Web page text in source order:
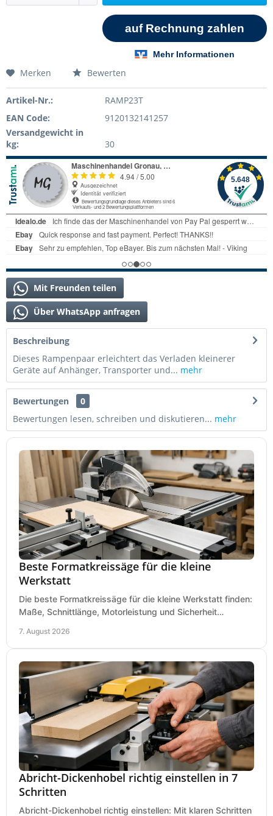
Merken Bewerten
Artikel-Nr.:
RAMP23T
EAN Code:
9120132141257
Versandgewicht in
kg:
30
Mit Freunden teilen
Über WhatsApp anfragen
Beschreibung
Dieses Rampenpaar erleichtert das Verladen kleinerer
Geräte auf Anhänger, Transporter und... mehr
Bewertungen
0
Bewertungen lesen, schreiben und diskutieren... mehr
Beste Formatkreissäge für die kleine
Werkstatt
Die beste Formatkreissäge für die kleine Werkstatt finden:
Maße, Schnittlänge, Motorleistung und Sicherheit
7. August 2026
Abricht-Dickenhobel richtig einstellen in 7
Schritten
Abricht-Dickenhobel richtig einstellen: Mit klaren Schritten